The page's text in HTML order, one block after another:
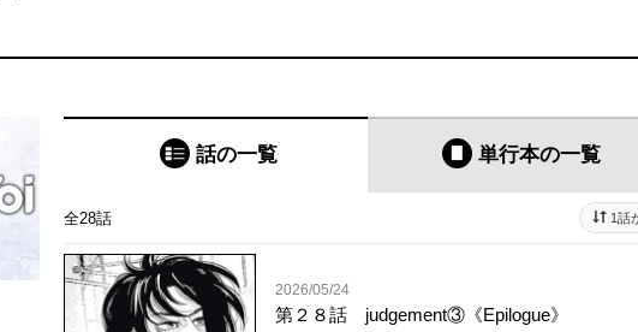
話の一覧 単行本の一覧
全28話 1話
2026/05/24
第２８話 judgement③《Epilogue》